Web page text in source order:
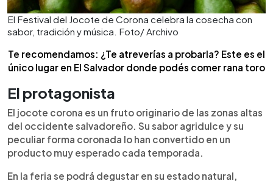
El Festival del Jocote de Corona celebra la cosecha con
sabor, tradición y música. Foto/ Archivo
Te recomendamos: ¿Te atreverías a probarla? Este es el
único lugar en El Salvador donde podés comer rana toro
El protagonista
El jocote corona es un fruto originario de las zonas altas
del occidente salvadoreño. Su sabor agridulce y su
peculiar forma coronada lo han convertido en un
producto muy esperado cada temporada.
En la feria se podrá degustar en su estado natural,